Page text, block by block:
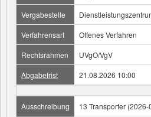
Vergabestelle
Verfahrensart
Offenes Verfahren
Rechtsrahmen
UVgO/VgV
Abgabefrist
21.08.2026 10:00
Ausschreibung
13 Transporter